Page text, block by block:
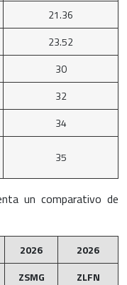
21.36
23.52
30
32
34
35
un comparativo de
2026
2026
ZSMG
ZLFN